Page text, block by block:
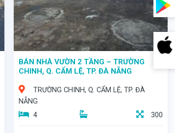
BÁN NHÀ VƯỜN 2 TẦNG – TRƯỜNG
CHINH, Q. CẨM LỆ, TP. ĐÀ NẴNG
TRƯỜNG CHINH, Q. CẨM LỆ, TP. ĐÀ
NẴNG
4
300